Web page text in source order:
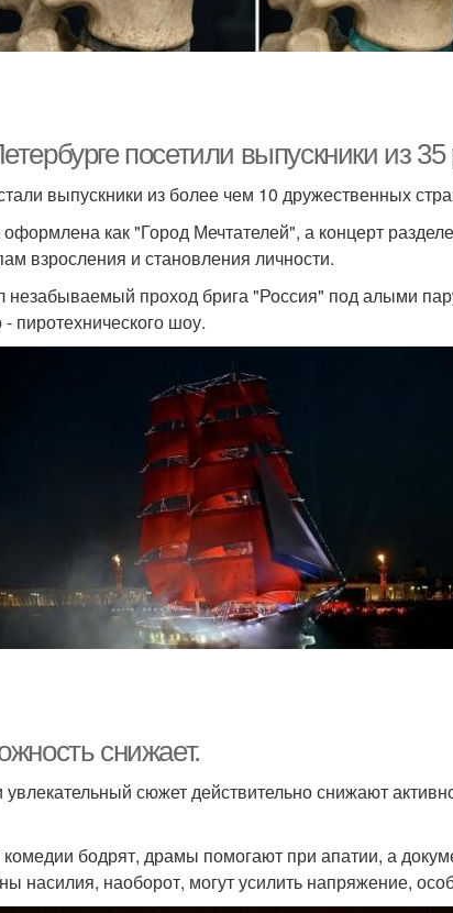
посетили выпускники из 35
выпускники из более чем 10 дружественных
как "Город Мечтателей", а концерт
взросления и становления личности.
незабываемый проход брига "Россия" под алыми
пиротехнического шоу.
снижает.
сюжет действительно снижают
бодрят, драмы помогают при апатии, а
насилия, наоборот, могут усилить напряжение,